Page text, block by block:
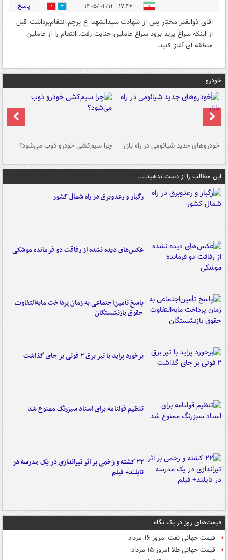
۱۷:۴۶ - ۱۴۰۵/۰۴/۱۴ 2 پاسخ
اقای ذوالقدر مختار پس از شهادت سیدالشهدا ع پرچم انتقام‌برداشت قبل
از اینکه سراغ یزید برود سراغ عاملین جنایت رفت. انتقام را از عاملین
منطقه ای آغاز کنید.
خودرو
خودروهای جدید شیائومی در راه بازار چرا سیم‌کشی خودرو ذوب می‌شود؟
این مطالب را از دست ندهید....
رگبار و رعدوبرق در راه شمال کشور
عکس‌های دیده نشده از رفاقت دو فرمانده‌ موشکی
پاسخ تأمین‌اجتماعی به زمان پرداخت مابه‌التفاوت
حقوق بازنشستگان
برخورد پراید با تیر برق ۲ فوتی بر جای گذاشت
تنظیم قولنامه برای اسناد سبزرنگ ممنوع شد
۲۲ کشته و زخمی بر اثر تیراندازی در یک مدرسه در
تایلند+ فیلم
قیمت‌های روز در یک نگاه
قیمت جهانی نفت امروز ۱۶ مرداد
قیمت جهانی طلا امروز ۱۵ مرداد